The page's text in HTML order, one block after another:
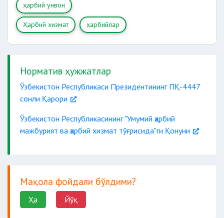
ҳарбий унвон
Ҳарбий хизмат ҳарбийлар
Норматив ҳужжатлар
Ўзбекистон Республикаси Президентининг ПҚ-4447
сонли Қарори
Ўзбекистон Республикасининг "Умумий ҳарбий
мажбурият ва ҳарбий хизмат тўғрисида"ги Қонуни
Мақола фойдали бўлдими?
Ҳа Йўқ